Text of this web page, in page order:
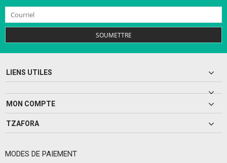
SOUMETTRE
LIENS UTILES
MON COMPTE
TZAFORA
MODES DE PAIEMENT